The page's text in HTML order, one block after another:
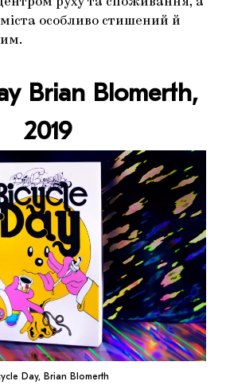
особливо стишений й
Brian Blomerth,
2019
Day, Brian Blomerth